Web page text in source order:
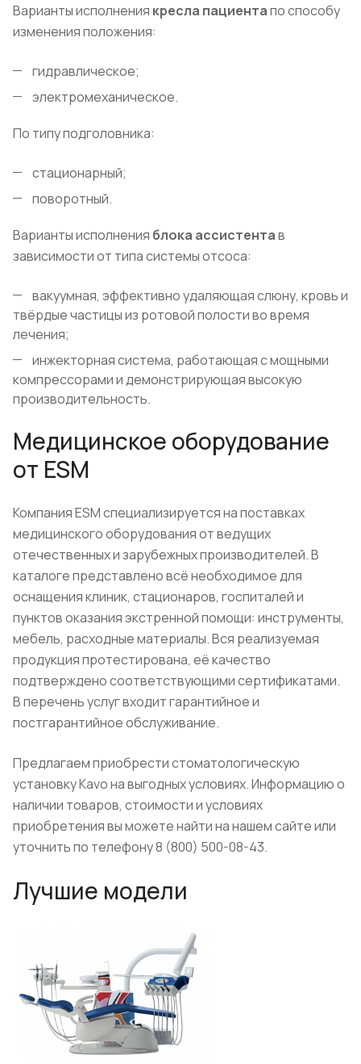
Варианты исполнения кресла пациентапо способу
изменения положения:
гидравлическое;
электромеханическое.
По типу подголовника:
стационарный;
поворотный.
Варианты исполнения блока ассистентав
зависимости от типа системы отсоса:
вакуумная, эффективно удаляющая слюну, кровь и
твёрдые частицы из ротовой полости во время
лечения;
инжекторная система, работающая с мощными
компрессорами и демонстрирующая высокую
производительность.
Медицинское оборудование
от ESM
Компания ESM специализируется на поставках
медицинского оборудования от ведущих
отечественных и зарубежных производителей. В
каталоге представлено всё необходимое для
оснащения клиник, стационаров, госпиталей и
пунктов оказания экстренной помощи: инструменты,
мебель, расходные материалы. Вся реализуемая
продукция протестирована, её качество
подтверждено соответствующими сертификатами.
В перечень услуг входит гарантийное и
постгарантийное обслуживание.
Предлагаем приобрести стоматологическую
установку Kavo на выгодных условиях. Информацию о
наличии товаров, стоимости и условиях
приобретения вы можете найти на нашем сайте или
уточнить по телефону 8 (800) 500-08-43.
Лучшие модели